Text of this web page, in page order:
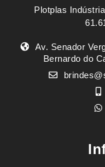
Plotplas Indústria
Av. Senador
Bernardo do